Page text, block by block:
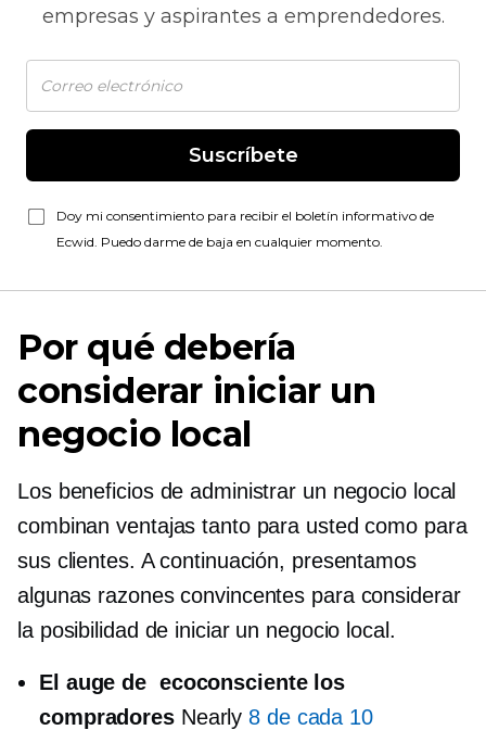
empresas y aspirantes a emprendedores.
Suscríbete
Doy mi consentimiento para recibir el boletín informativo de
Ecwid. Puedo darme de baja en cualquier momento.
Por qué debería
considerar iniciar un
negocio local
Los beneficios de administrar un negocio local
combinan ventajas tanto para usted como para
sus clientes. A continuación, presentamos
algunas razones convincentes para considerar
la posibilidad de iniciar un negocio local.
El auge de ecoconscientelos
compradoresNearly 8 de cada 10